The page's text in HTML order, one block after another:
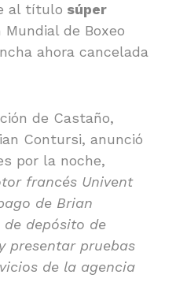
al título súper
de Boxeo
ahora cancelada
de Castaño,
Contursi, anunció
por la noche,
francés Univent
de Brian
depósito de
presentar pruebas
de la agencia